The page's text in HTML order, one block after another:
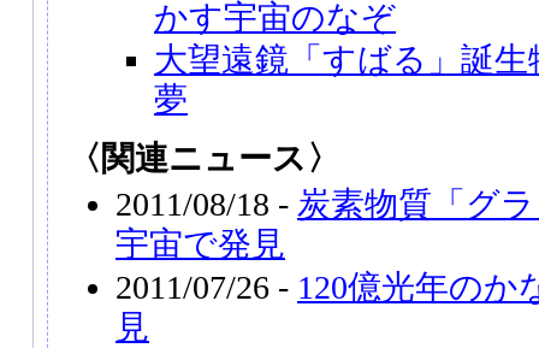
かす宇宙のなぞ
大望遠鏡「すばる」誕
夢
〈関連ニュース〉
2011/08/18 - 炭素物質「グ
宇宙で発見
2011/07/26 - 120億光年のか
見